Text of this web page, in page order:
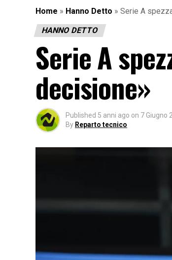
Home » Hanno Detto » Serie A
HANNO DETTO
Serie A
decisione»
Published 5 anni ago on 7 Giugno
By Reparto tecnico